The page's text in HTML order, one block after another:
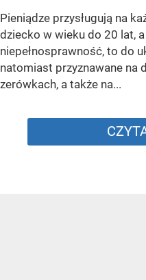
Pieniądze przysługują na
dziecko w wieku do 20 lat,
niepełnosprawność, to do
natomiast przyznawane na
zerówkach, a także na...